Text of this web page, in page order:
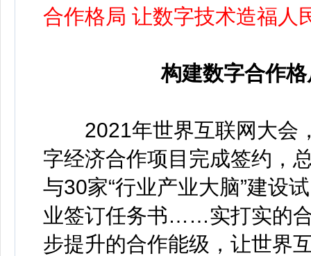
合作格局 让数字技术造福人
构建数字合作
2021年世界互联网大会
字经济合作项目完成签约，
与30家“行业产业大脑”建设
业签订任务书……实打实的
步提升的合作能级，让世界